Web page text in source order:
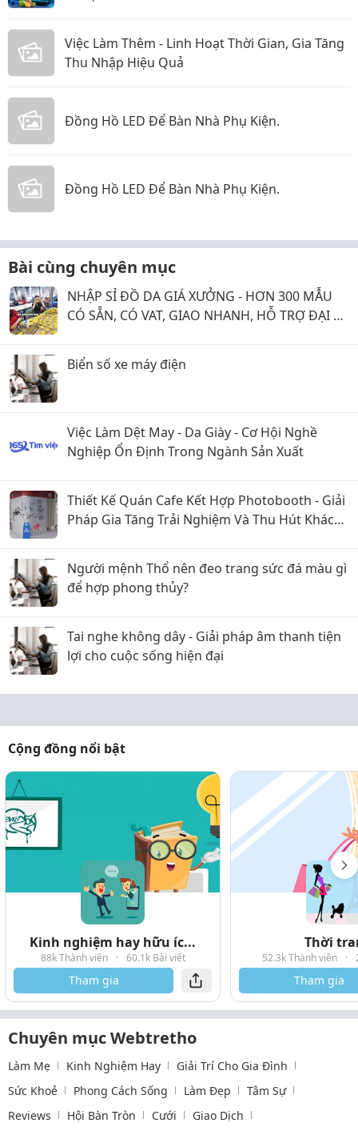
Việc Làm Thêm - Linh Hoạt Thời Gian, Gia Tăng
Thu Nhập Hiệu Quả
Đồng Hồ LED Để Bàn Nhà Phụ Kiện.
Đồng Hồ LED Để Bàn Nhà Phụ Kiện.
Bài cùng chuyên mục
NHẬP SỈ ĐỒ DA GIÁ XƯỞNG - HƠN 300 MẪU
CÓ SẴN, CÓ VAT, GIAO NHANH, HỖ TRỢ ĐẠI LÝ
Biển số xe máy điện
Việc Làm Dệt May - Da Giày - Cơ Hội Nghề
Nghiệp Ổn Định Trong Ngành Sản Xuất
Thiết Kế Quán Cafe Kết Hợp Photobooth - Giải
Pháp Gia Tăng Trải Nghiệm Và Thu Hút Khách
Người mệnh Thổ nên đeo trang sức đá màu gì
để hợp phong thủy?
Tai nghe không dây - Giải pháp âm thanh tiện
lợi cho cuộc sống hiện đại
Cộng đồng nổi bật
Kinh nghiệm hay hữu íc...
88k Thành viên · 60.1k Bài viết
Tham gia
Thời
52.3k Thành viên ·
Tham gia
Chuyên mục Webtretho
Làm Mẹ Kinh Nghiệm Hay
Giải Trí Cho Gia Đình
Sức Khoẻ
Phong Cách Sống Làm Đẹp
Tâm Sự
Reviews
Hội Bàn Tròn Cưới
Giao Dịch